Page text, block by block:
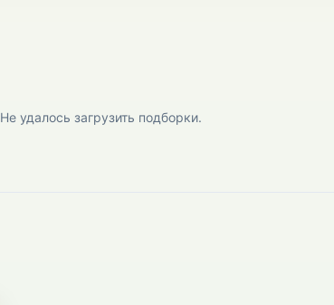
Не удалось загрузить подборки.